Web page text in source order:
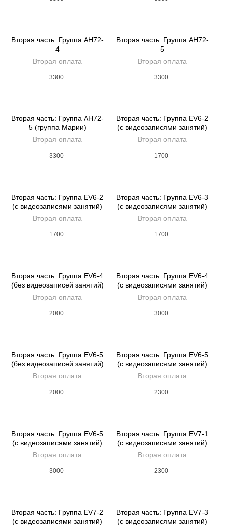
Вторая часть: Группа AH72-
4
Вторая оплата
3300
Вторая часть: Группа AH72-
5
Вторая оплата
3300
Вторая часть: Группа AH72-
5 (группа Марии)
Вторая оплата
3300
Вторая часть: Группа EV6-2
(с видеозаписями занятий)
Вторая оплата
1700
Вторая часть: Группа EV6-2
(с видеозаписями занятий)
Вторая оплата
1700
Вторая часть: Группа EV6-3
(с видеозаписями занятий)
Вторая оплата
1700
Вторая часть: Группа EV6-4
(без видеозаписей занятий)
Вторая оплата
2000
Вторая часть: Группа EV6-4
(с видеозаписями занятий)
Вторая оплата
3000
Вторая часть: Группа EV6-5
(без видеозаписей занятий)
Вторая оплата
2000
Вторая часть: Группа EV6-5
(с видеозаписями занятий)
Вторая оплата
2300
Вторая часть: Группа EV6-5
(с видеозаписями занятий)
Вторая оплата
3000
Вторая часть: Группа EV7-1
(с видеозаписями занятий)
Вторая оплата
2300
Вторая часть: Группа EV7-2
(с видеозаписями занятий)
Вторая часть: Группа EV7-3
(с видеозаписями занятий)